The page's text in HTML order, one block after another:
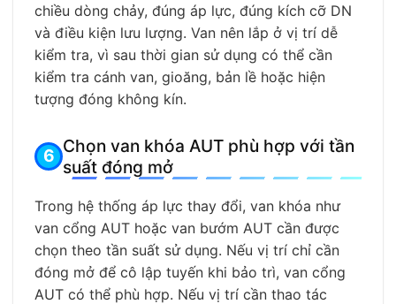
chiều dòng chảy, đúng áp lực, đúng kích cỡ DN
và điều kiện lưu lượng. Van nên lắp ở vị trí dễ
kiểm tra, vì sau thời gian sử dụng có thể cần
kiểm tra cánh van, gioăng, bản lề hoặc hiện
tượng đóng không kín.
Chọn van khóa AUT phù hợp với tần
suất đóng mở
Trong hệ thống áp lực thay đổi, van khóa như
van cổng AUT hoặc van bướm AUT cần được
chọn theo tần suất sử dụng. Nếu vị trí chỉ cần
đóng mở để cô lập tuyến khi bảo trì, van cổng
AUT có thể phù hợp. Nếu vị trí cần thao tác